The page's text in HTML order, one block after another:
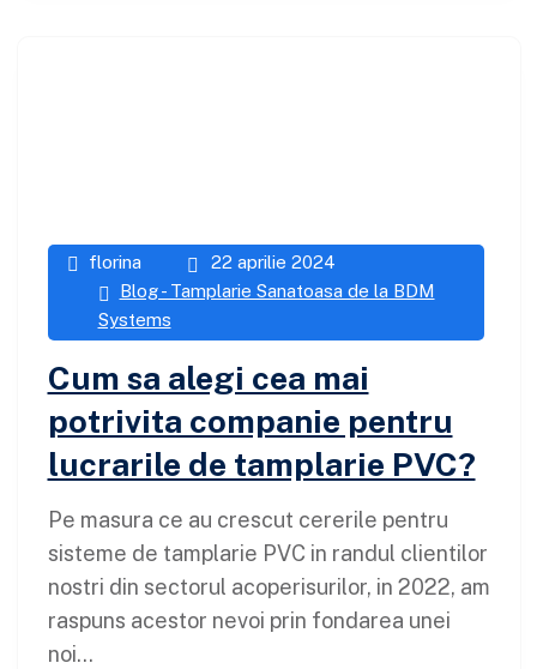
florina
22 aprilie 2024
Blog - Tamplarie Sanatoasa de la BDM
Systems
Cum sa alegi cea mai
potrivita companie pentru
lucrarile de tamplarie PVC?
Pe masura ce au crescut cererile pentru
sisteme de tamplarie PVC in randul clientilor
nostri din sectorul acoperisurilor, in 2022, am
raspuns acestor nevoi prin fondarea unei
noi...